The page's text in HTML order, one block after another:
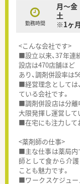
勤務時間
月～金
土 09
※1ヶ
<こんな会社です>
■設立以来、37年連
設店は470店舗ほど
あり、調剤併設率は
■経営理念としては
ている会社です。
■調剤併設店は分離
大限発揮し運営して
■在宅にも注力して
<薬剤師の仕事>
■主な仕事は薬局内
師として食から介
ことも魅力です。
■ワークスケジュ